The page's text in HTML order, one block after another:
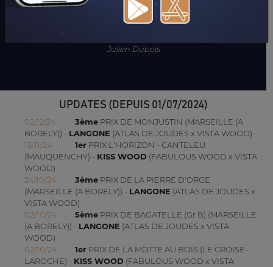
"Elle s'est bien qualifiée en laissant une bonne impression.
Julien Dubois
UPDATES (DEPUIS 01/07/2024)
02/12/24 3èmePRIX DE MONJUSTIN (MARSEILLE (A
BORELY)) - LANGONE (ATLAS DE JOUDES x VISTA WOOD)
13/11/24
1erPRIX L'HORIZON - CANTELEU
(MAUQUENCHY) - KISS WOOD (FABULOUS WOOD x VISTA
WOOD)
24/10/24
3èmePRIX DE LA PIERRE D'ORGE
(MARSEILLE (A BORELY)) - LANGONE (ATLAS DE JOUDES x
VISTA WOOD)
02/10/24
5èmePRIX DE BAGATELLE (Gr B) (MARSEILLE
(A BORELY)) - LANGONE (ATLAS DE JOUDES x VISTA
WOOD)
02/10/24
1erPRIX DE LA MOTTE AU BOIS (LE CROISE-
LAROCHE) - KISS WOOD (FABULOUS WOOD x VISTA